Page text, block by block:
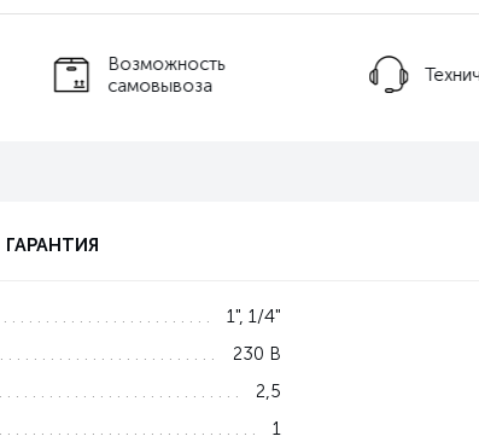
Возможность
самовывоза
ГАРАНТИЯ
1", 1/4"
230 В
2,5
1